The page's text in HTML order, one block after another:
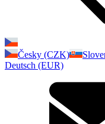
Česky (CZK)
Deutsch (EUR)